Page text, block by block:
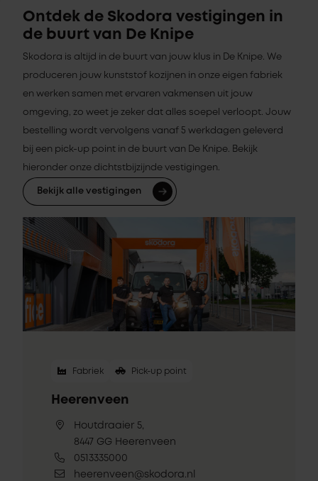
Ontdek de Skodora vestigingen in
de buurt van De Knipe
Skodora is altijd in de buurt van jouw klus in De Knipe. We
produceren jouw kunststof kozijnen in onze eigen fabriek
en werken samen met ervaren vakmensen uit jouw
omgeving, zo weet je zeker dat alles soepel verloopt. Jouw
bestelling wordt vervolgens vanaf 5 werkdagen geleverd
bij een pick-up point in de buurt van De Knipe. Bekijk
hieronder onze dichtstbijzijnde vestigingen.
Bekijk alle vestigingen
Fabriek Pick-up point
Heerenveen
Houtdraaier 5,
8447 GG Heerenveen
0513335000
heerenveen@skodora.nl